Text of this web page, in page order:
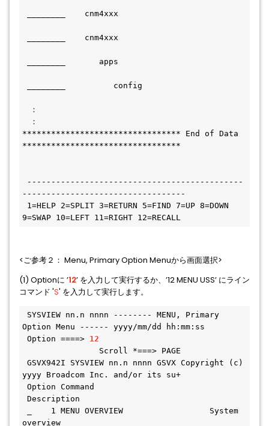
：
：
********************************* End of Data
*********************************
---------------------------------------------
----------------------------------
1=HELP 2=SPLIT 3=RETURN 5=FIND 7=UP 8=DOWN
9=SWAP 10=LEFT 11=RIGHT 12=RECALL
<ご参考２： Menu, Primary Option Menuから画面選択>
(1) Optionに ’12’ を入力して実行するか、’12 MENU USS’ にライン
コマンド 'S' を入力して実行します。
Option Menu ------ yyyy/mm/dd hh:mm:ss
Option ====> 12
Scroll *===> PAGE
yyyy Broadcom Inc. and/or its su+
Option Command
Description
_    1 MENU OVERVIEW                  System
overview